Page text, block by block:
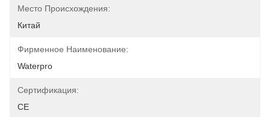
Место Происхождения:
Китай
Фирменное Наименование:
Waterpro
Сертификация:
CE